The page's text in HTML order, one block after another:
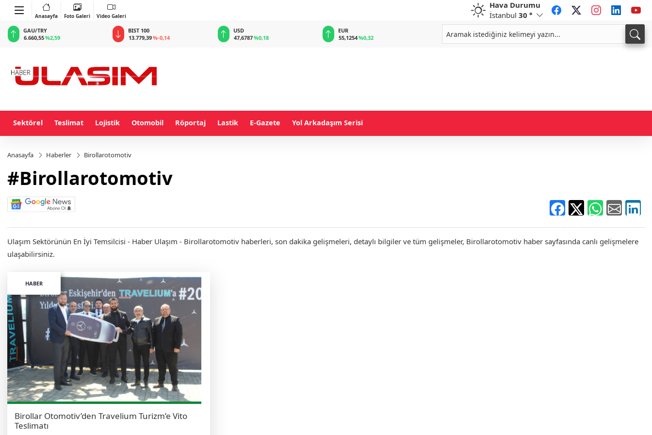
Anasayfa Foto Galeri Video Galeri
Hava Durumu
İstanbul 30 °
GAU/TRY
6.660,55%2,59
BIST 100
13.779,39%-0,14
USD
47,6787%0,18
EUR
55,1254%0,32
GBP
64,3468%0,38
59,0083
Sektörel Teslimat Lojistik Otomobil Röportaj Lastik E-Gazete Yol Arkadaşım Serisi
Anasayfa Haberler Birollarotomotiv
#Birollarotomotiv
Ulaşım Sektörünün En İyi Temsilcisi - Haber Ulaşım - Birollarotomotiv haberleri, son dakika gelişmeleri, detaylı bilgiler ve tüm gelişmeler, Birollarotomotiv haber sayfasında canlı gelişmelere
ulaşabilirsiniz.
HABER
Birollar Otomotiv’den Travelium Turizm’e Vito
Teslimatı